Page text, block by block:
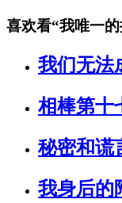
喜欢看“我唯一
我们无法
相棒第十
秘密和谎
我身后的